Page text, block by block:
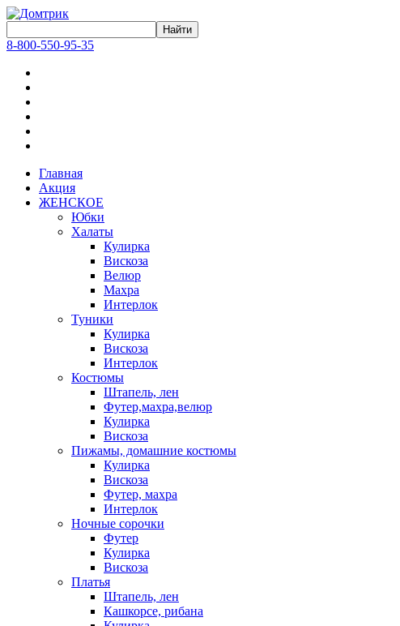
8-800-550-95-35
Главная
Акция
ЖЕНСКОЕ
Юбки
Халаты
Кулирка
Вискоза
Велюр
Махра
Интерлок
Туники
Кулирка
Вискоза
Интерлок
Костюмы
Штапель, лен
Футер,махра,велюр
Кулирка
Вискоза
Пижамы, домашние костюмы
Кулирка
Вискоза
Футер, махра
Интерлок
Ночные сорочки
Футер
Кулирка
Вискоза
Платья
Штапель, лен
Кашкорсе, рибана